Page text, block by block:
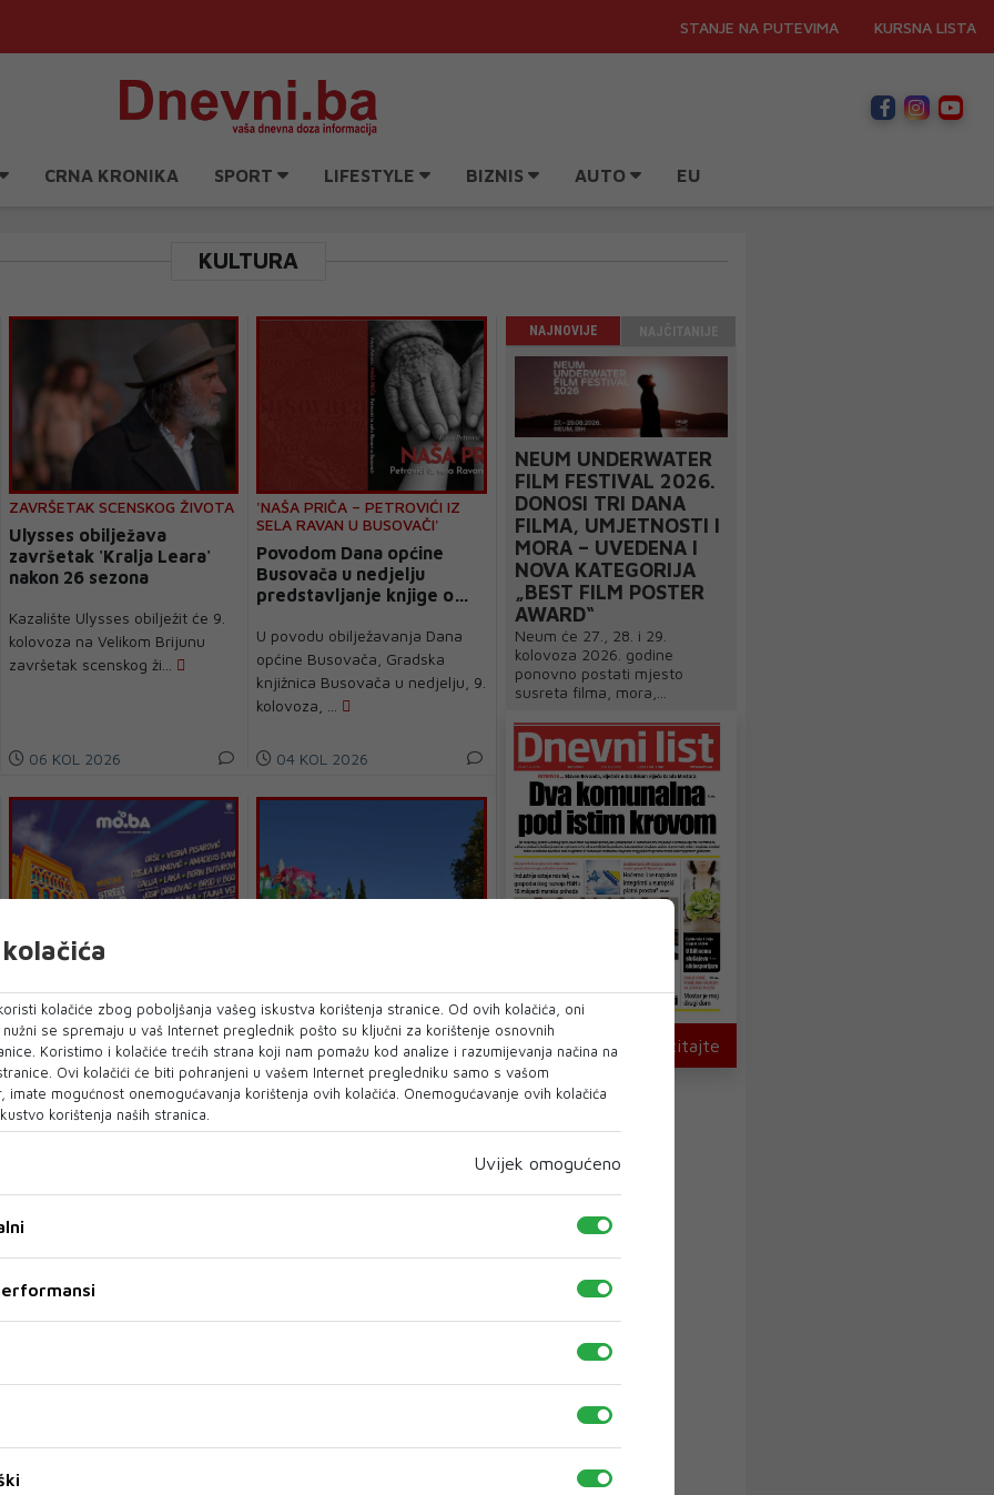
STANJE NA PUTEVIMA KURSNA LISTA
CRNA KRONIKA SPORT LIFESTYLE BIZNIS AUTO EU
KULTURA
ZAVRŠETAK SCENSKOG ŽIVOTA
Ulysses obilježava
završetak 'Kralja Leara'
nakon 26 sezona
Kazalište Ulysses obilježit će 9.
kolovoza na Velikom Brijunu
završetak scenskog ži...
06 KOL 2026
'NAŠA PRIČA – PETROVIĆI IZ
SELA RAVAN U BUSOVAČI'
Povodom Dana općine
Busovača u nedjelju
predstavljanje knjige o
U povodu obilježavanja Dana
općine Busovača, Gradska
knjižnica Busovača u nedjelju, 9.
kolovoza, ...
04 KOL 2026
Peto izdanje Moba Street
Food Festivala donosi
bogat koncertni program
Ljetne mostarske noći i plato iza
Stare gimnazije u Mostaru
27. Međunarodni ljetni
karneval Čapljina zakazan
za 8. kolovoza
U subotu, 8. kolovoza, u Čapljini
Završeno 55. izdanje
NAJNOVIJE
NEUM UNDERWATER
FILM FESTIVAL 2026.
DONOSI TRI DANA
FILMA, UMJETNOSTI I
MORA – UVEDENA I
NOVA KATEGORIJA
„BEST FILM POSTER
AWARD“
Neum će 27., 28. i 29.
kolovoza 2026. godine
ponovno postati mjesto
susreta filma, mora,...
U novom broju pročitajte
kolačiće zbog poboljšanja vašeg iskustva korištenja stranice. Od ovih kolačića, oni
se spremaju u vaš Internet preglednik pošto su ključni za korištenje osnovnih
Koristimo i kolačiće trećih strana koji nam pomažu kod analize i razumijevanja načina na
Ovi kolačići će biti pohranjeni u vašem Internet pregledniku samo s vašom
imate mogućnost onemogućavanja korištenja ovih kolačića. Onemogućavanje ovih kolačića
korištenja naših stranica.
Uvijek omogućeno